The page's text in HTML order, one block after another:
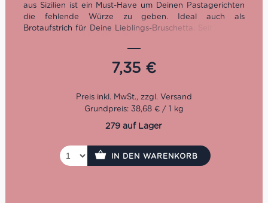
aus Sizilien ist ein Must-Have um Deinen Pastagerichten
die fehlende Würze zu geben. Ideal auch als
Brotaufstrich für Deine Lieblings-Bruschetta. Seit über 15
sizilianischen Trockenfrüchte exzellente Produkte her. Die
Qualität und Auswahl der besten Pistazien steht an aller
erster Stelle, dass kannst Du an ihren unverkennbaren
Glutenfrei
Auch im 90g Format erhältlich
7,35 €
Grundpreis: 38,68 € / 1 kg
279 auf Lager
IN DEN WARENKORB